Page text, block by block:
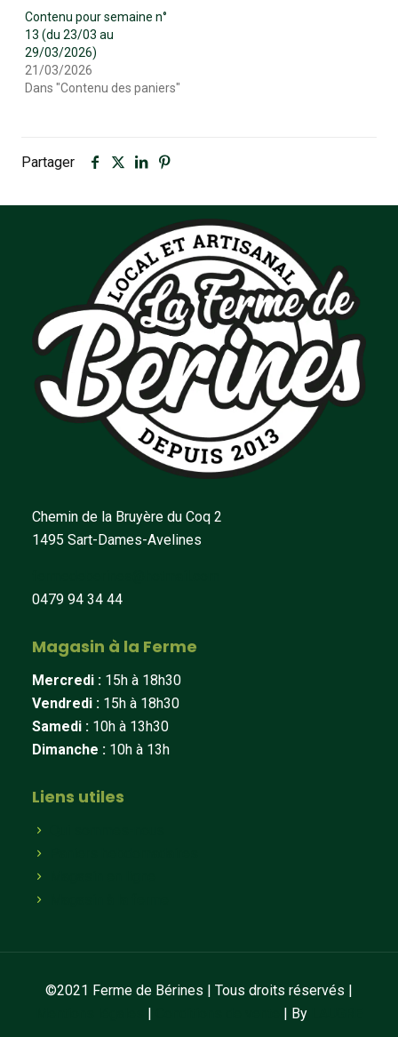
Contenu pour semaine n°
13 (du 23/03 au
29/03/2026)
21/03/2026
Dans "Contenu des paniers"
Partager
Chemin de la Bruyère du Coq 2
1495 Sart-Dames-Avelines
0479 94 34 44
Magasin à la Ferme
Mercredi : 15h à 18h30
Vendredi : 15h à 18h30
Samedi : 10h à 13h30
Dimanche : 10h à 13h
Liens utiles
©2021 Ferme de Bérines | Tous droits réservés |
| | By